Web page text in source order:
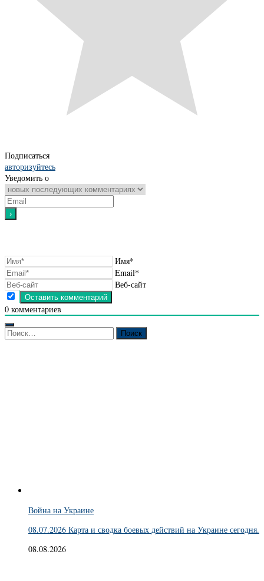
Подписаться
авторизуйтесь
Уведомить о
Имя*
Email*
Веб-сайт
0 комментариев
Найти:
Война на Украине
08.07.2026 Карта и сводка боевых действий на Украине сегодня.
08.08.2026